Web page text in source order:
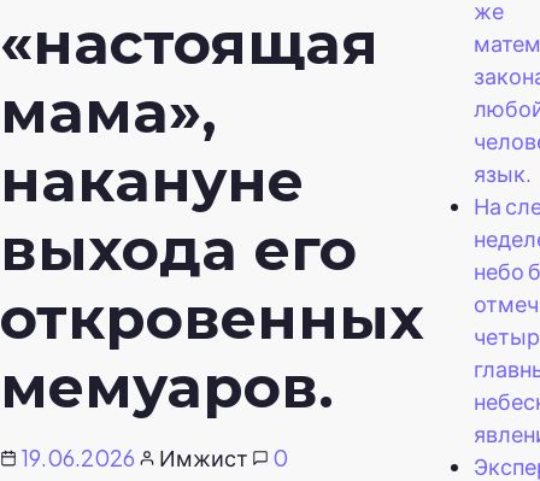
«настоящая
мама»,
накануне
выхода его
откровенных
мемуаров.
19.06.2026 Имжист
0
же
язык.
На
небо